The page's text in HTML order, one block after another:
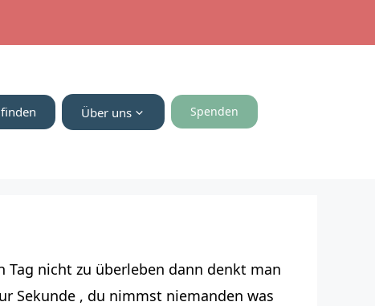
Über uns Spenden
nicht zu überleben dann denkt man
Sekunde , du nimmst niemanden was